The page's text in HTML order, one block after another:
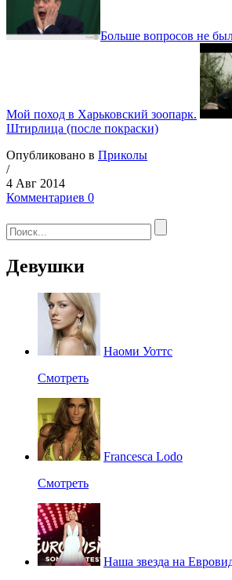
Больше вопросов не
Мой поход в Харьковский зоопарк.
Штирлица (после покраски)
Опубликовано в Приколы
/
4 Авг 2014
Комментариев 0
Девушки
Наоми Уоттс
Смотреть
Francesca Lodo
Смотреть
Наша звезда на